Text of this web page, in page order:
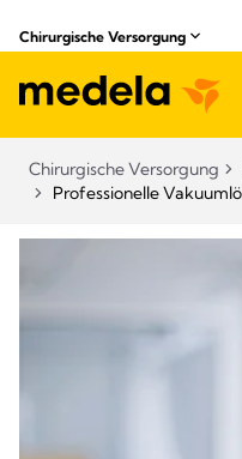
Chirurgische Versorgung
Chirurgische Versorgung
Professionelle